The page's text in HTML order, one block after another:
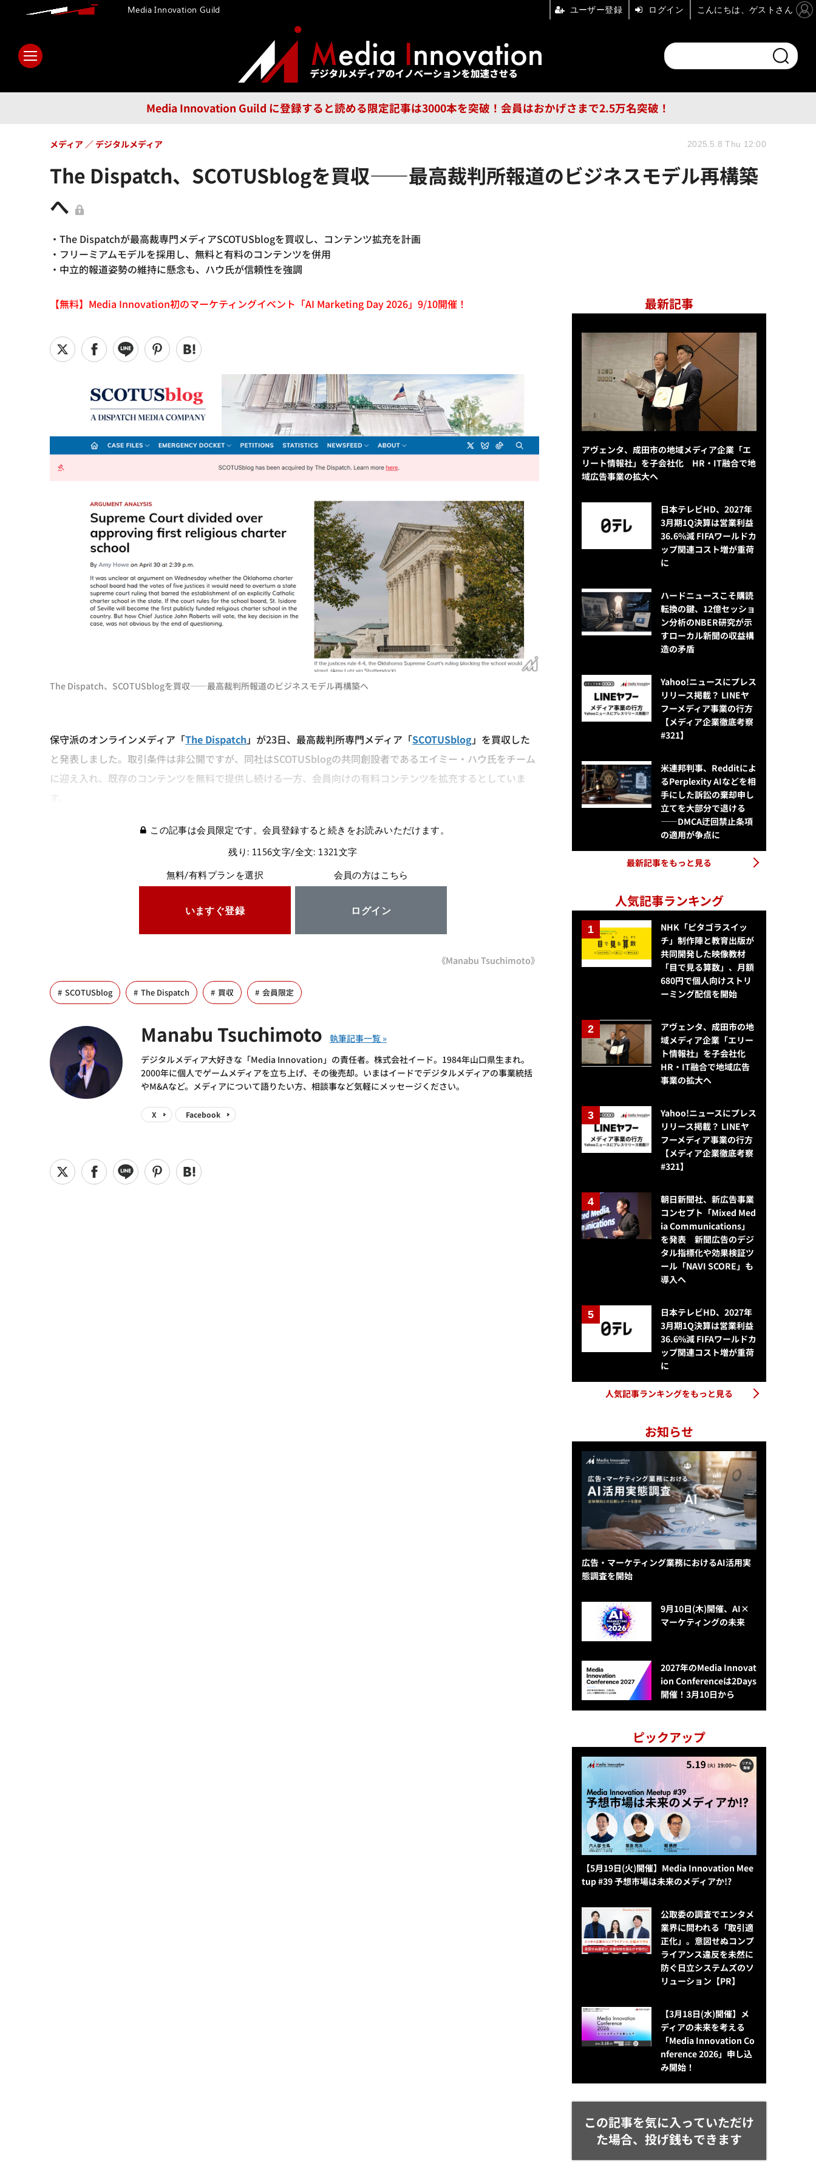
Media Innovation Guild に登録すると読める限定記事は3000本を突破！会員はおかげさまで2.5万名突破！
メディア テクノロジー 広告 企業 特集 ブランドチャンネル
フォーエム その他
The Dispatch、SCOTUSblogを買収――最高裁判所報道のビジネスモデル再構築
へ
・The Dispatchが最高裁専門メディアSCOTUSblogを買収し、コンテンツ拡充を計画
・フリーミアムモデルを採用し、無料と有料のコンテンツを併用
・中立的報道姿勢の維持に懸念も、ハウ氏が信頼性を強調
メディア デジタルメディア 2025.5.8 Thu 12:00
【無料】Media Innovation初のマーケティングイベント「AI Marketing Day 2026」9/10開催！
The Dispatch、SCOTUSblogを買収――最高裁判所報道のビジネスモデル再構築へ
保守派のオンラインメディア「The Dispatch 」が23日、最高裁判所専門メディア「SCOTUSblog」を買収した
と発表しました。取引条件は非公開ですが、同社はSCOTUSblogの共同創設者であるエイミー・ハウ氏をチーム
に迎え入れ、既存のコンテンツを無料で提供し続ける一方、会員向けの有料コンテンツを拡充するとしていま
この記事は会員限定です。会員登録すると続きをお読みいただけます。
残り: 1156文字/全文: 1321文字
無料/有料プランを選択
いますぐ登録
会員の方はこちら
ログイン
《Manabu Tsuchimoto》
SCOTUSblog The Dispatch 買収 会員限定
Manabu Tsuchimoto
デジタルメディア大好きな「Media Innovation」の責任者。株式会社イード。1984年山口県生まれ。
2000年に個人でゲームメディアを立ち上げ、その後売却。いまはイードでデジタルメディアの事業統括
やM&Aなど。メディアについて語りたい方、相談事など気軽にメッセージください。
X Facebook
最新記事
アヴェンタ、成田市の地域メディア企業「エ
リート情報社」を子会社化 HR・IT融合で地
域広告事業の拡大へ
日本テレビHD、2027年
3月期1Q決算は営業利益
36.6%減 FIFAワールドカ
ップ関連コスト増が重荷
に
ハードニュースこそ購読
転換の鍵、12億セッショ
ン分析のNBER研究が示
すローカル新聞の収益構
造の矛盾
Yahoo!ニュースにプレス
リリース掲載？ LINEヤ
フーメディア事業の行方
【メディア企業徹底考察
#321】
米連邦判事、Redditによ
るPerplexity AIなどを相
手にした訴訟の棄却申し
立てを大部分で退ける
——DMCA迂回禁止条項
の適用が争点に
最新記事をもっと見る
人気記事ランキング
NHK「ピタゴラスイッ
チ」制作陣と教育出版が
共同開発した映像教材
「目で見る算数」、月額
680円で個人向けストリ
ーミング配信を開始
アヴェンタ、成田市の地
域メディア企業「エリー
ト情報社」を子会社化
HR・IT融合で地域広告
事業の拡大へ
Yahoo!ニュースにプレス
リリース掲載？ LINEヤ
フーメディア事業の行方
【メディア企業徹底考察
#321】
朝日新聞社、新広告事業
コンセプト「Mixed Med
ia Communications」
を発表 新聞広告のデジ
タル指標化や効果検証ツ
ール「NAVI SCORE」も
導入へ
日本テレビHD、2027年
3月期1Q決算は営業利益
36.6%減 FIFAワールドカ
ップ関連コスト増が重荷
に
人気記事ランキングをもっと見る
お知らせ
広告・マーケティング業務におけるAI活用実
態調査を開始
9月10日(木)開催、AI×
マーケティングの未来
2027年のMedia Innovat
ion Conferenceは2Days
開催！3月10日から
ピックアップ
【5月19日(火)開催】Media Innovation Mee
tup #39 予想市場は未来のメディアか!?
公​​取委の調査でエンタメ
業界に問われる「取引適
正化」。意図せぬコンプ
ライアンス違反を未然に
防ぐ日立システムズのソ
リューション​【PR】
【3月18日(水)開催】メ
ディアの未来を考える
「Media Innovation Co
nference 2026」申し込
み開始！
この記事を気に入っていただけ
た場合、投げ銭もできます
Media Innovation Guild ユーザー登録 ログイン こんにちは、ゲストさん